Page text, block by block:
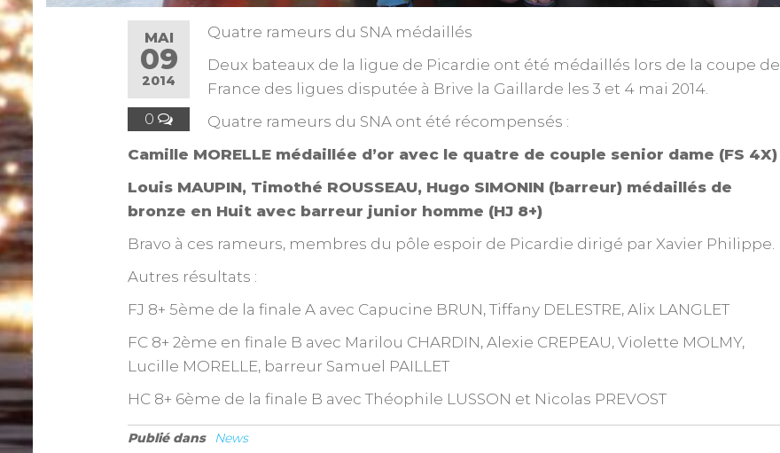
MAI
09
2014
0
Quatre rameurs du SNA médaillés
Deux bateaux de la ligue de Picardie ont été médaillés lors de la coupe de
France des ligues disputée à Brive la Gaillarde les 3 et 4 mai 2014.
Quatre rameurs du SNA ont été récompensés :
Camille MORELLE médaillée d’or avec le quatre de couple senior dame (FS 4X)
Louis MAUPIN, Timothé ROUSSEAU, Hugo SIMONIN (barreur) médaillés de
bronze en Huit avec barreur junior homme (HJ 8+)
Bravo à ces rameurs, membres du pôle espoir de Picardie dirigé par Xavier Philippe.
Autres résultats :
FJ 8+ 5ème de la finale A avec Capucine BRUN, Tiffany DELESTRE, Alix LANGLET
FC 8+ 2ème en finale B avec Marilou CHARDIN, Alexie CREPEAU, Violette MOLMY,
Lucille MORELLE, barreur Samuel PAILLET
HC 8+ 6ème de la finale B avec Théophile LUSSON et Nicolas PREVOST
Publié dans News